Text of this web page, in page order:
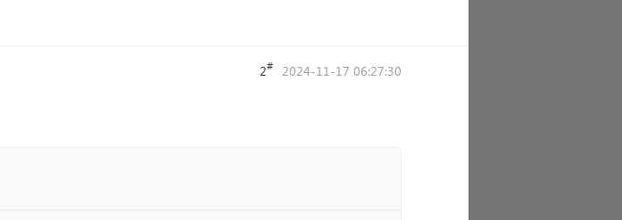
2# 2024-11-17 06:27:30